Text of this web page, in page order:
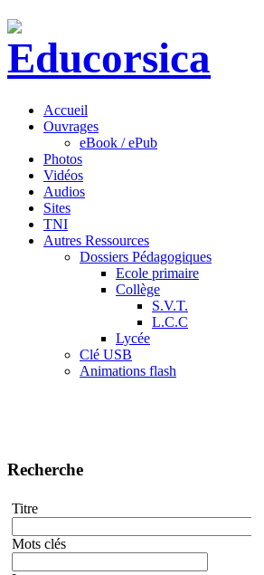
Accueil
Ouvrages
eBook / ePub
Photos
Vidéos
Audios
Sites
TNI
Autres Ressources
Dossiers Pédagogiques
Ecole primaire
Collège
S.V.T.
L.C.C
Lycée
Clé USB
Animations flash
Recherche
Titre
Mots clés